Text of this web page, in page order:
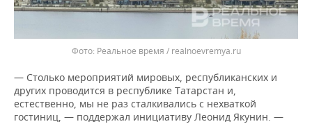
Реальное время / realnoevremya.ru
— Столько мероприятий мировых, республиканских и
других проводится в республике Татарстан и,
естественно, мы не раз сталкивались с нехваткой
гостиниц, — поддержал инициативу Леонид Якунин. —